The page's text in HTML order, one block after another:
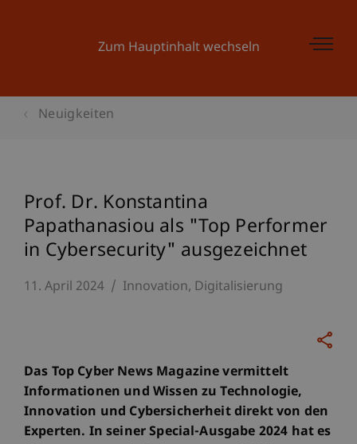
Zum Hauptinhalt wechseln
Neuigkeiten
Prof. Dr. Konstantina
Papathanasiou als "Top Performer
in Cybersecurity" ausgezeichnet
11. April 2024 Innovation Digitalisierung
Das Top Cyber News Magazine vermittelt
Informationen und Wissen zu Technologie,
Innovation und Cybersicherheit direkt von den
Experten. In seiner Special-Ausgabe 2024 hat es